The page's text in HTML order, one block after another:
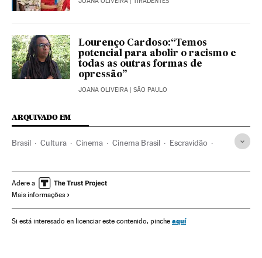
Lourenço Cardoso:“Temos
potencial para abolir o racismo e
todas as outras formas de
opressão”
JOANA OLIVEIRA | SÃO PAULO
ARQUIVADO EM
Brasil Cultura Cinema Cinema Brasil Escravidão
Adere a
Mais informações
Si está interesado en licenciar este contenido, pinche aquí